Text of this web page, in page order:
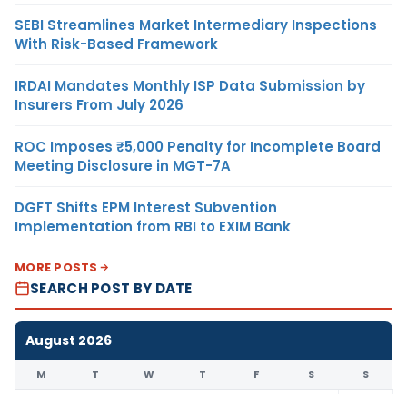
SEBI Streamlines Market Intermediary Inspections
With Risk-Based Framework
IRDAI Mandates Monthly ISP Data Submission by
Insurers From July 2026
ROC Imposes ₹5,000 Penalty for Incomplete Board
Meeting Disclosure in MGT-7A
DGFT Shifts EPM Interest Subvention
Implementation from RBI to EXIM Bank
MORE POSTS
SEARCH POST BY DATE
August 2026
M T W T F S S